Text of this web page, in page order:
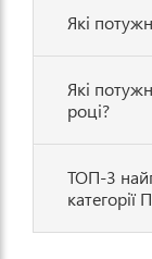
Які
Які
році?
ТОП-3
категорії